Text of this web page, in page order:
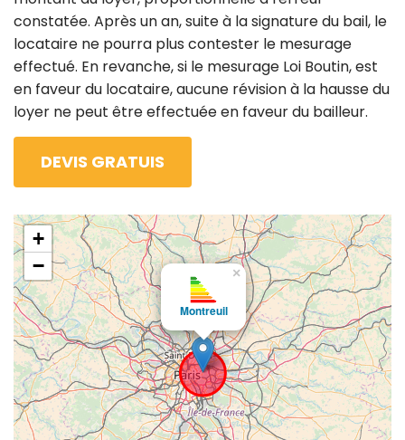
constatée. Après un an, suite à la signature du bail, le
locataire ne pourra plus contester le mesurage
effectué. En revanche, si le mesurage Loi Boutin, est
en faveur du locataire, aucune révision à la hausse du
loyer ne peut être effectuée en faveur du bailleur.
DEVIS GRATUIS
Montreuil
×
+
−